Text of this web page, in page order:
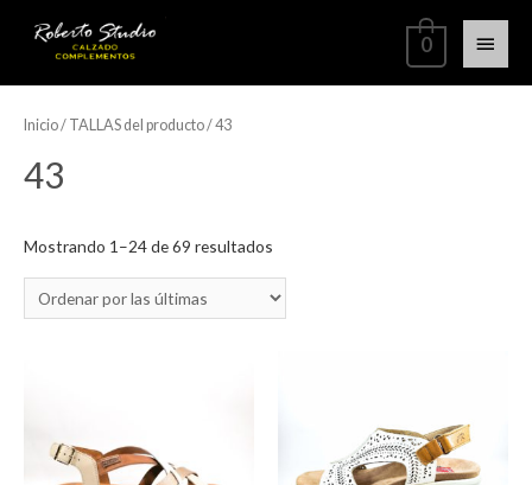
0
Inicio/ TALLAS del producto / 43
43
Mostrando 1–24 de 69 resultados